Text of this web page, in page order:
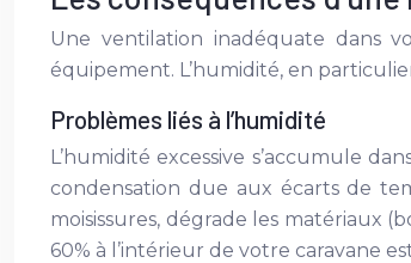
Une ventilation inadéquate dans
équipement. L’humidité, en
Problèmes liés à l’humidité
L’humidité excessive s’accumule
condensation due aux écarts de
moisissures, dégrade les matériaux
60% à l’intérieur de votre caravane